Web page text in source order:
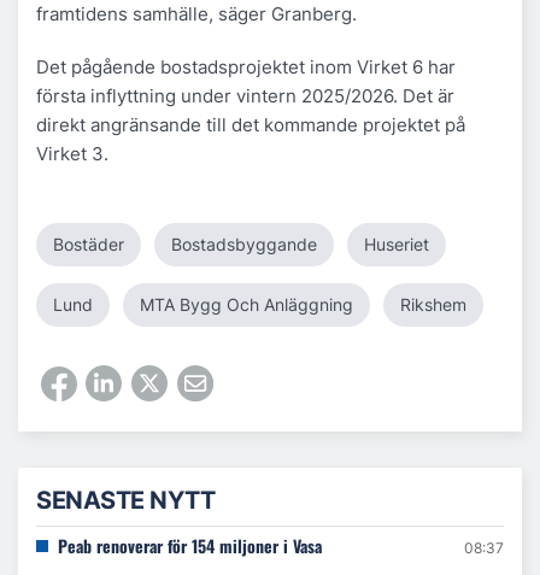
framtidens samhälle, säger Granberg.
Det pågående bostadsprojektet inom Virket 6 har
första inflyttning under vintern 2025/2026. Det är
direkt angränsande till det kommande projektet på
Virket 3.
Bostäder Bostadsbyggande Huseriet
Lund MTA Bygg Och Anläggning Rikshem
SENASTE NYTT
Peab renoverar för 154 miljoner i Vasa 08:37